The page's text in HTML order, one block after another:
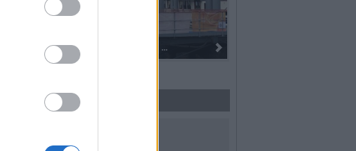
I 100 anni del Corpo Musicale di